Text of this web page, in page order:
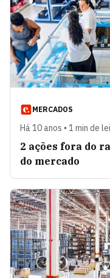
MERCADOS
Há 10 anos • 1 min de
2 ações fora do
do mercado